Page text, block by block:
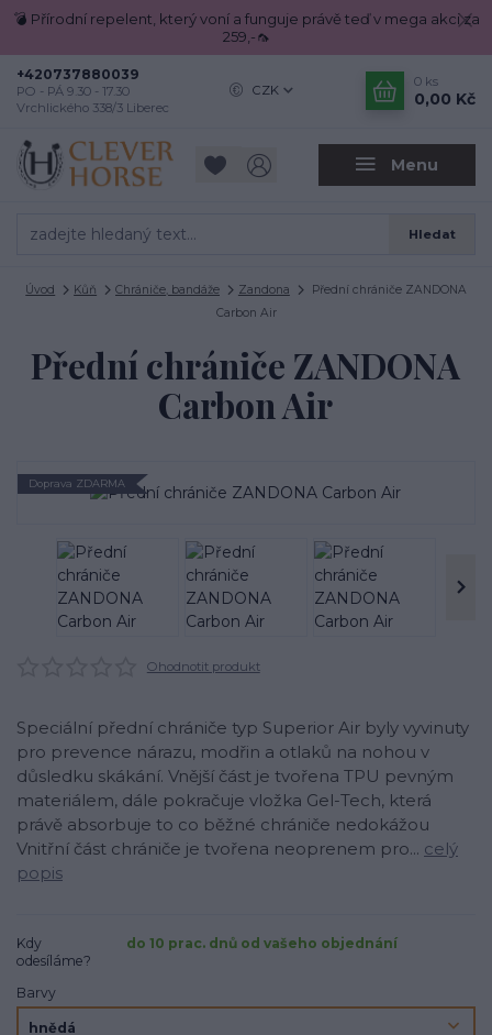
💣 Přírodní repelent, který voní a funguje právě teď v mega akci za
259,-🦟
Menu
CZK
Hledat
+420737880039
PO - PÁ 9.30 - 17.30
Vrchlického 338/3 Liberec
0 ks
0,00 Kč
Úvod Kůň Chrániče, bandáže Zandona
Přední chrániče ZANDONA
Carbon Air
Přední chrániče ZANDONA
Carbon Air
Doprava ZDARMA
Ohodnotit produkt
Speciální přední chrániče typ Superior Air byly vyvinuty
pro prevence nárazu, modřin a otlaků na nohou v
důsledku skákání. Vnější část je tvořena TPU pevným
materiálem, dále pokračuje vložka Gel-Tech, která
právě absorbuje to co běžné chrániče nedokážou
Vnitřní část chrániče je tvořena neoprenem pro... celý
popis
Kdy
odesíláme?
do 10 prac. dnů od vašeho objednání
Barvy